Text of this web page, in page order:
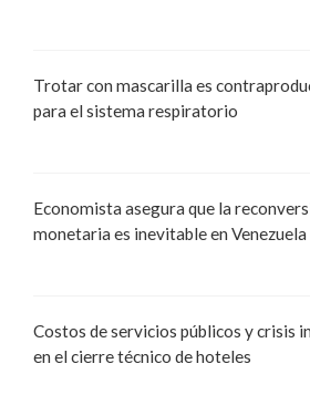
Trotar con mascarilla es
para el sistema respiratorio
Economista asegura que la
monetaria es inevitable en Venezuela
Costos de servicios públicos y crisis
en el cierre técnico de hoteles